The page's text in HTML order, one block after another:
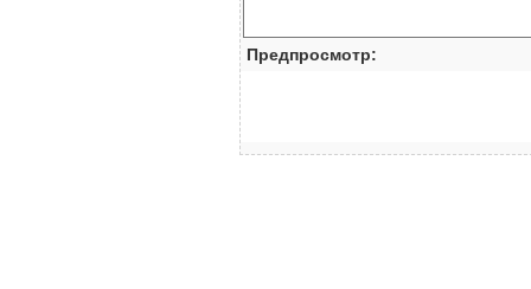
Предпросмотр: